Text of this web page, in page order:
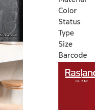
Color
Status
Type
Size
Barcode
Video
Player